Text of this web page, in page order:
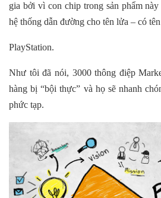
gia bởi vì con chip trong sản phẩm
hệ thống dẫn đường cho tên lửa – có
PlayStation.
Như tôi đã nói, 3000 thông điệp
hàng bị “bội thực” và họ sẽ nhanh
phức tạp.